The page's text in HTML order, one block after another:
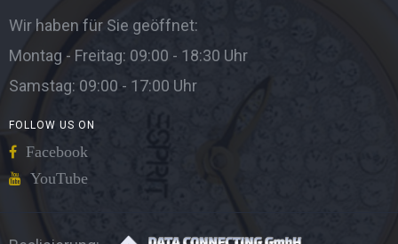
Wir haben für Sie geöffnet:
Montag - Freitag: 09:00 - 18:30 Uhr
Samstag: 09:00 - 17:00 Uhr
FOLLOW US ON
Facebook
YouTube